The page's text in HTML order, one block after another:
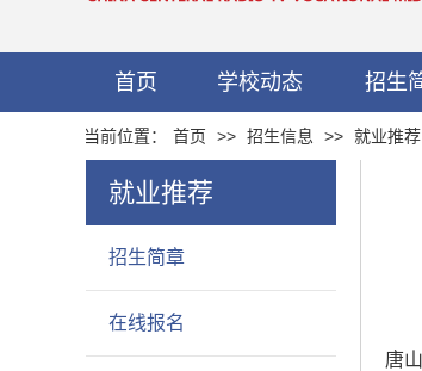
首页 学校动态 招生
当前位置： 首页 >> 招生信息 >> 就业推荐
就业推荐
招生简章
在线报名
唐